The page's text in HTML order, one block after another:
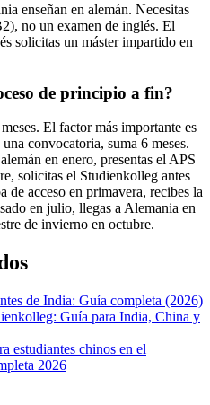
enseñan en alemán. Necesitas
no un examen de inglés. El
solicitas un máster impartido en
de principio a fin?
El factor más importante es
convocatoria, suma 6 meses.
en enero, presentas el APS
solicitas el Studienkolleg antes
de acceso en primavera, recibes la
en julio, llegas a Alemania en
de invierno en octubre.
de India: Guía completa (2026)
Guía para India, China y
estudiantes chinos en el
2026